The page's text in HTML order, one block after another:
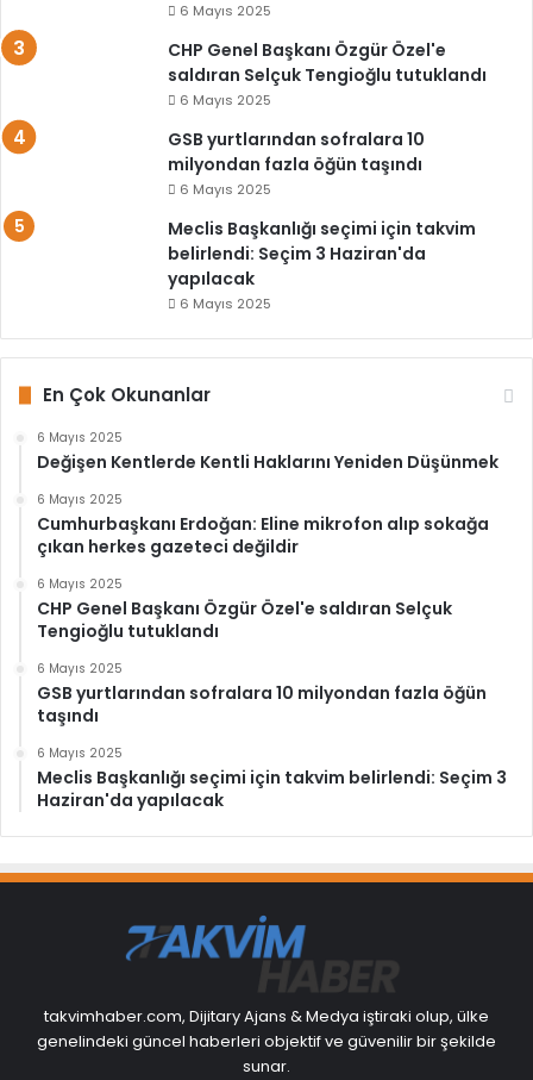
6 Mayıs 2025
CHP Genel Başkanı Özgür Özel'e
saldıran Selçuk Tengioğlu tutuklandı
6 Mayıs 2025
GSB yurtlarından sofralara 10
milyondan fazla öğün taşındı
6 Mayıs 2025
Meclis Başkanlığı seçimi için takvim
belirlendi: Seçim 3 Haziran'da
yapılacak
6 Mayıs 2025
En Çok Okunanlar
6 Mayıs 2025
Değişen Kentlerde Kentli Haklarını Yeniden Düşünmek
6 Mayıs 2025
Cumhurbaşkanı Erdoğan: Eline mikrofon alıp sokağa
çıkan herkes gazeteci değildir
6 Mayıs 2025
CHP Genel Başkanı Özgür Özel'e saldıran Selçuk
Tengioğlu tutuklandı
6 Mayıs 2025
GSB yurtlarından sofralara 10 milyondan fazla öğün
taşındı
6 Mayıs 2025
Meclis Başkanlığı seçimi için takvim belirlendi: Seçim 3
Haziran'da yapılacak
takvimhaber.com, Dijitary Ajans & Medya iştiraki olup, ülke
genelindeki güncel haberleri objektif ve güvenilir bir şekilde
sunar.